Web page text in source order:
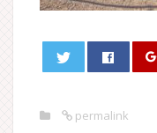
permalink